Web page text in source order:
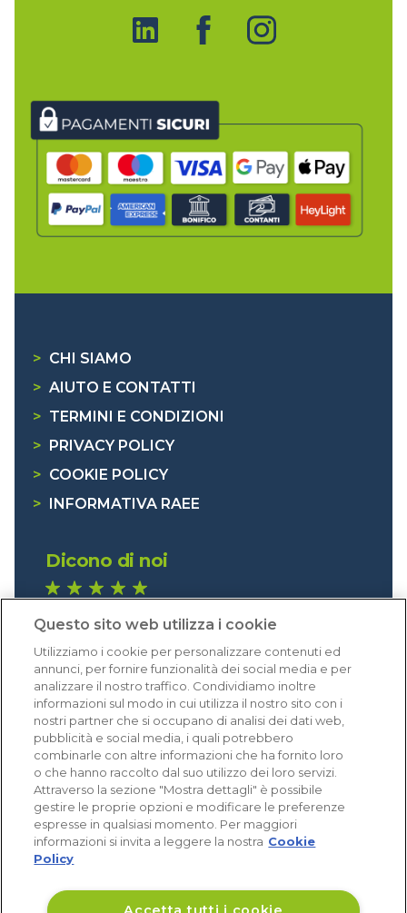
> CHI SIAMO
> AIUTO E CONTATTI
> TERMINI E CONDIZIONI
>
PRIVACY POLICY
> COOKIE POLICY
>
INFORMATIVA RAEE
Dicono di noi
Eccellente (4,8)
Acquisti verificati
Questo sito web utilizza i cookie
Utilizziamo i cookie per personalizzare contenuti ed
annunci, per fornire funzionalità dei social media e per
analizzare il nostro traffico. Condividiamo inoltre
informazioni sul modo in cui utilizza il nostro sito con i
nostri partner che si occupano di analisi dei dati web,
pubblicità e social media, i quali potrebbero
combinarle con altre informazioni che ha fornito loro
o che hanno raccolto dal suo utilizzo dei loro servizi.
Attraverso la sezione "Mostra dettagli" è possibile
gestire le proprie opzioni e modificare le preferenze
espresse in qualsiasi momento. Per maggiori
informazioni si invita a leggere la nostra Cookie
Policy